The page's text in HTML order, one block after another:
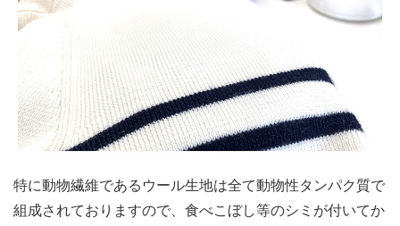
特に動物繊維であるウール生地は全て動物性タンパク質で
組成されておりますので、食べこぼし等のシミが付いてか